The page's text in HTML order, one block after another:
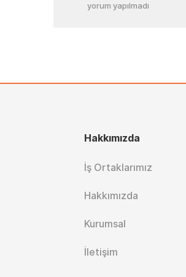
yorum yapılmadı
Hakkımızda
İş Ortaklarımız
Hakkımızda
Kurumsal
İletişim